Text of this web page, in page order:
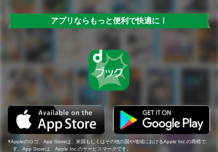
アプリならもっと便利で快適に！
Appleのロゴ、App Storeは、米国もしくはその他の国や地域におけるApple Inc.の商標で
す。App Storeは、Apple Inc.のサービスマークです。